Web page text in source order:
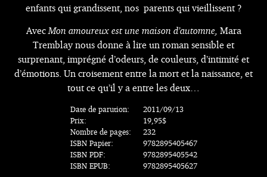
enfants qui grandissent, nos parents qui vieillissent ?
AvecMon amoureux est une maison d’automne, Mara
Tremblay nous donne à lire un roman sensible et
surprenant, imprégné d’odeurs, de couleurs, d’intimité et
d’émotions. Un croisement entre la mort et la naissance, et
tout ce qu’il y a entre les deux…
Date de parution:
Prix:
Nombre de pages:
ISBN Papier:
ISBN PDF:
ISBN EPUB:
2011/09/13
19,95$
232
9782895405467
9782895405542
9782895405627